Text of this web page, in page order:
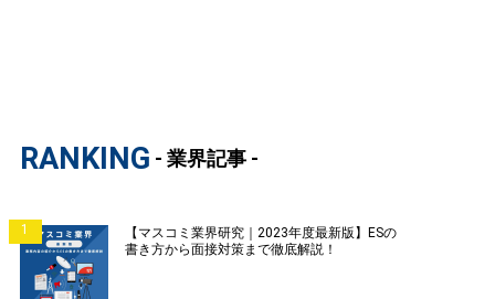
RANKING - 業界記事 -
1
【マスコミ業界研究｜2023年度最新版】ESの
書き方から面接対策まで徹底解説！